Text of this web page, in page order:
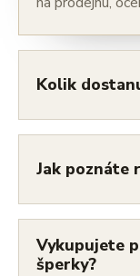
Kolik
Jak poznáte
Vykupujete
šperky?